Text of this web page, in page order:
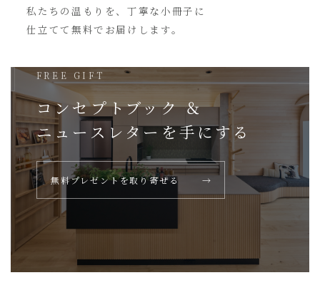
私たちの温もりを、丁寧な小冊子に
仕立てて無料でお届けします。
FREE GIFT
コンセプトブック ＆
ニュースレターを手にする
無料プレゼントを取り寄せる →